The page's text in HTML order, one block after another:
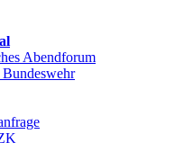
Abendforum